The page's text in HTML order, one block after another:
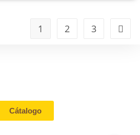
1 2 3
Cátalogo